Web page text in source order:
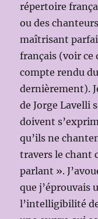
répertoire
ou des
maîtrisant
français (voir ce
compte rendu
dernièrement).
de Jorge Lavelli
doivent
qu’ils ne
travers le chant
parlant ».
que j’éprouvais
l’intelligibilité